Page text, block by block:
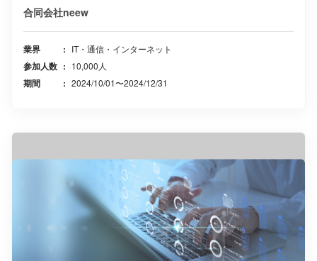
合同会社neew
業界 IT・通信・インターネット
参加人数 10,000人
期間 2024/10/01〜2024/12/31